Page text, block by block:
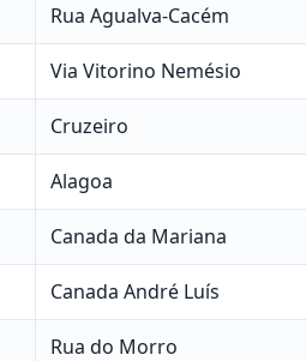
Rua Agualva-Cacém
Via Vitorino Nemésio
Cruzeiro
Alagoa
Canada da Mariana
Canada André Luís
Rua do Morro